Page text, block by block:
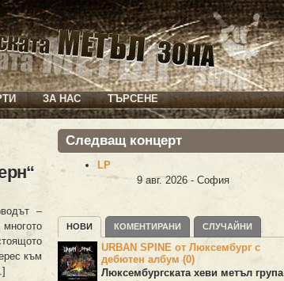
ЗА НАС ТЪРСЕНЕ
–
към
Следващ концерт
LP
9 авг. 2026 - София
НОВИ КОМЕНТИРАНИ СЛУЧАЙНИ
URBAN SPINE от Люксембург с
дебютен албум (0)
Люксембургската хеви метъл група